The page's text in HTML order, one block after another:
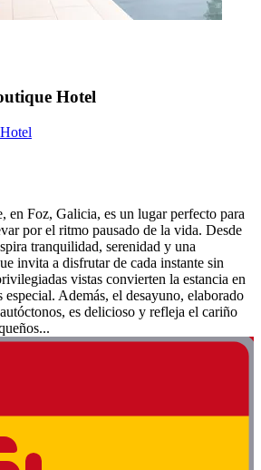
Hotel
en Foz, Galicia, es un lugar perfecto para
por el ritmo pausado de la vida. Desde
tranquilidad, serenidad y una
invita a disfrutar de cada instante sin
vistas convierten la estancia en
especial. Además, el desayuno, elaborado
es delicioso y refleja el cariño